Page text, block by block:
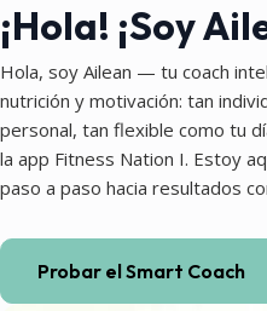
¡Hola! ¡Soy
Hola, soy Ailean — tu coach
nutrición y motivación: tan
personal, tan flexible como tu
la app Fitness Nation I. Estoy
paso a paso hacia resultados
Probar el Smart Coach